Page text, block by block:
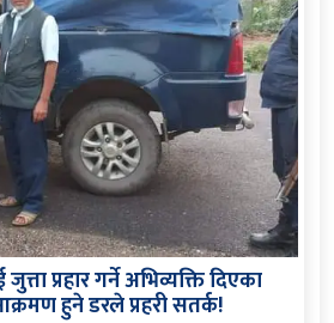
प्रहार गर्ने अभिव्यक्ति दिएका
हुने डरले प्रहरी सतर्क!